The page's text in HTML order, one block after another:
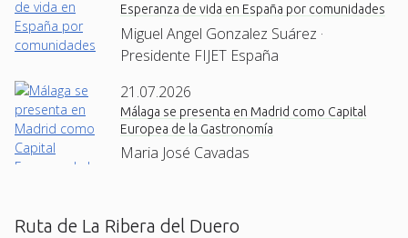
Esperanza de vida en España por comunidades
Miguel Angel Gonzalez Suárez ·
Presidente FIJET España
21.07.2026
Málaga se presenta en Madrid como Capital
Europea de la Gastronomía
Maria José Cavadas
Ruta de La Ribera del Duero